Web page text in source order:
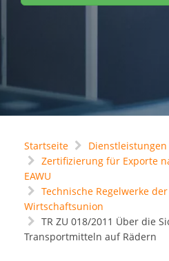
Startseite
Dienstleistungen
Zertifizierung für Exporte
EAWU
Technische Regelwerke
Wirtschaftsunion
TR ZU 018/2011 Über die
Transportmitteln auf Rädern